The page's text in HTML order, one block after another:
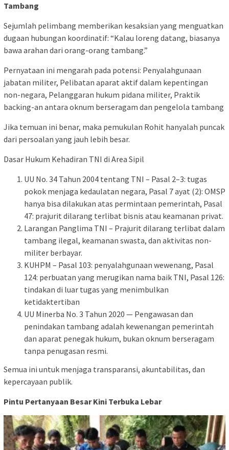
Tambang
Sejumlah pelimbang memberikan kesaksian yang menguatkan
dugaan hubungan koordinatif: “Kalau loreng datang, biasanya
bawa arahan dari orang-orang tambang.”
Pernyataan ini mengarah pada potensi: Penyalahgunaan
jabatan militer, Pelibatan aparat aktif dalam kepentingan
non-negara, Pelanggaran hukum pidana militer, Praktik
backing-an antara oknum berseragam dan pengelola tambang
Jika temuan ini benar, maka pemukulan Rohit hanyalah puncak
dari persoalan yang jauh lebih besar.
Dasar Hukum Kehadiran TNI di Area Sipil
UU No. 34 Tahun 2004 tentang TNI – Pasal 2–3: tugas
pokok menjaga kedaulatan negara, Pasal 7 ayat (2): OMSP
hanya bisa dilakukan atas permintaan pemerintah, Pasal
47: prajurit dilarang terlibat bisnis atau keamanan privat.
Larangan Panglima TNI – Prajurit dilarang terlibat dalam
tambang ilegal, keamanan swasta, dan aktivitas non-
militer berbayar.
KUHPM – Pasal 103: penyalahgunaan wewenang, Pasal
124: perbuatan yang merugikan nama baik TNI, Pasal 126:
tindakan di luar tugas yang menimbulkan
ketidaktertiban
UU Minerba No. 3 Tahun 2020 — Pengawasan dan
penindakan tambang adalah kewenangan pemerintah
dan aparat penegak hukum, bukan oknum berseragam
tanpa penugasan resmi.
Semua ini untuk menjaga transparansi, akuntabilitas, dan
kepercayaan publik.
Pintu Pertanyaan Besar Kini Terbuka Lebar